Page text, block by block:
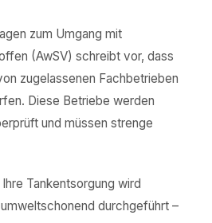
zum Umgang mit
(AwSV) schreibt vor, dass
zugelassenen Fachbetrieben
Diese Betriebe werden
und müssen strenge
Ihre Tankentsorgung wird
durchgeführt –